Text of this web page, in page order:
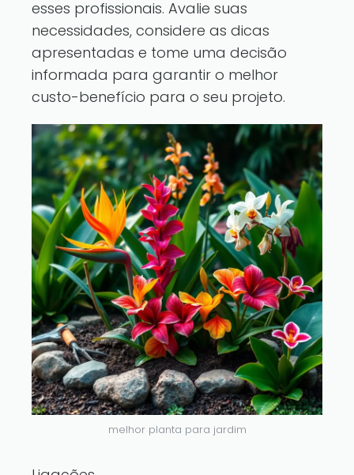
esses profissionais. Avalie suas
necessidades, considere as dicas
apresentadas e tome uma decisão
informada para garantir o melhor
custo-benefício para o seu projeto.
melhor planta para jardim